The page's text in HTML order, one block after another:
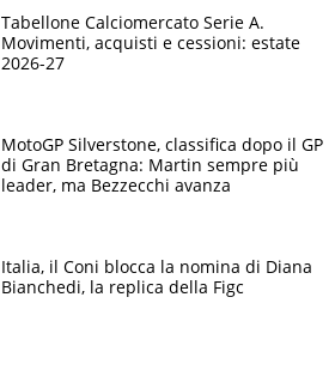
Tabellone Calciomercato Serie A.
Movimenti, acquisti e cessioni: estate
2026-27
MotoGP Silverstone, classifica dopo il GP
di Gran Bretagna: Martin sempre più
leader, ma Bezzecchi avanza
Italia, il Coni blocca la nomina di Diana
Bianchedi, la replica della Figc